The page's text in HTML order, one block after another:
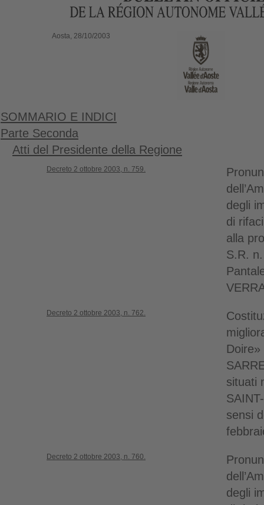
Aosta, 28/10/2003
SOMMARIO E INDICI
Parte Seconda
Atti del Presidente della Regione
Decreto 2 ottobre 2003, n. 759.
degli
di
alla
S.R.
Decreto 2 ottobre 2003, n. 762.
situati
sensi
Decreto 2 ottobre 2003, n. 760.
degli